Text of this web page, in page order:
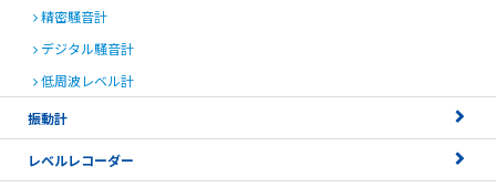
精密騒音計
デジタル騒音計
低周波レベル計
振動計
レベルレコーダー